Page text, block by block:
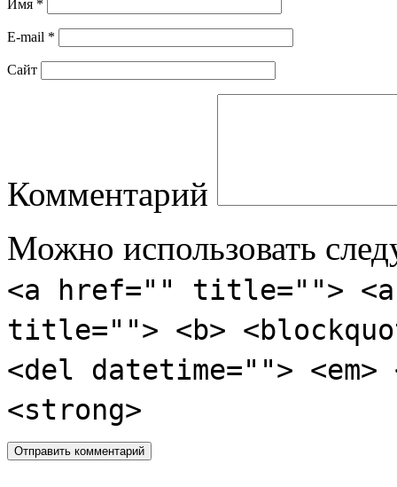
Имя *
E-mail *
Сайт
Комментарий
Можно использовать
<a href="" title="">
title=""> <b>
<del datetime="">
<strong>